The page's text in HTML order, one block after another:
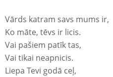
Vārds katram savs mums ir,
Ko māte, tēvs ir licis.
Vai pašiem patīk tas,
Vai tikai neapnicis.
Liepa Tevi godā ceļ,